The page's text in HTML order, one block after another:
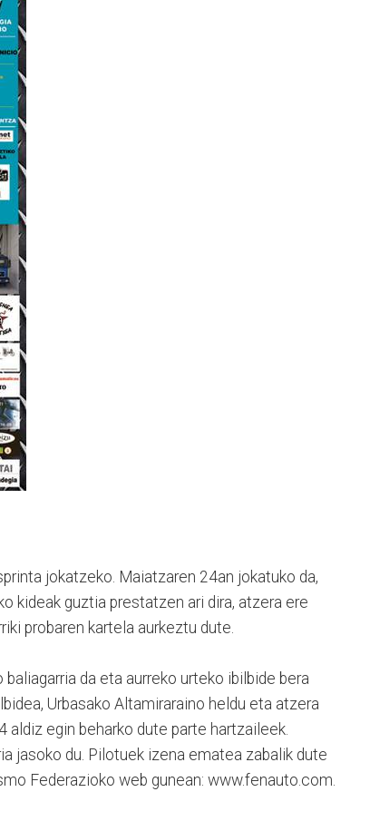
jokatzeko. Maiatzaren 24an jokatuko da,
kideak guztia prestatzen ari dira, atzera ere
probaren kartela aurkeztu dute.
da eta aurreko urteko ibilbide bera
Urbasako Altamiraraino heldu eta atzera
aldiz egin beharko dute parte hartzaileek.
jasoko du. Pilotuek izena ematea zabalik dute
Federazioko web gunean: www.fenauto.com.